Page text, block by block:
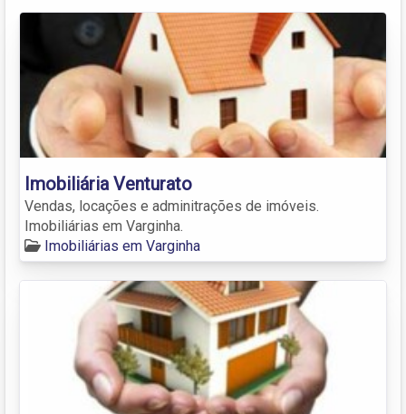
Imobiliária Venturato
Vendas, locações e adminitrações de imóveis.
Imobiliárias em Varginha.
Imobiliárias em Varginha